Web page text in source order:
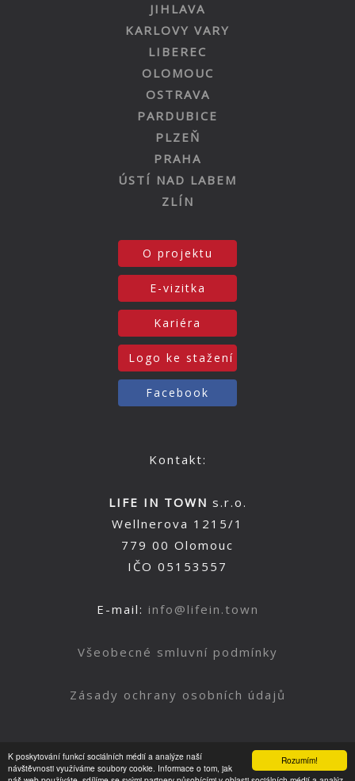
Rozumím!
K poskytování funkcí sociálních médií a analýze naší
návštěvnosti využíváme soubory cookie. Informace o tom, jak
JIHLAVA
KARLOVY VARY
LIBEREC
OLOMOUC
OSTRAVA
PARDUBICE
PLZEŇ
PRAHA
ÚSTÍ NAD LABEM
ZLÍN
O projektu
E-vizitka
Kariéra
Logo ke stažení
Facebook
Kontakt:
LIFE IN TOWN s.r.o.
Wellnerova 1215/1
779 00 Olomouc
IČO 05153557
E-mail: info@lifein.town
Všeobecné smluvní podmínky
Zásady ochrany osobních údajů
Nahoru